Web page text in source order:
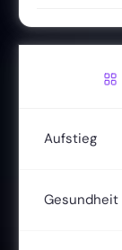
Aufstieg
Gesundheit